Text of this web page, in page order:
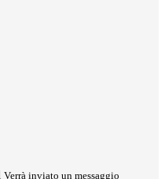
Verrà inviato un messaggio